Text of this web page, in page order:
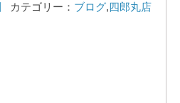
カテゴリー： ブログ,四郎丸店